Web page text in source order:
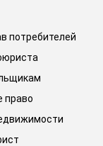
потребителей
право